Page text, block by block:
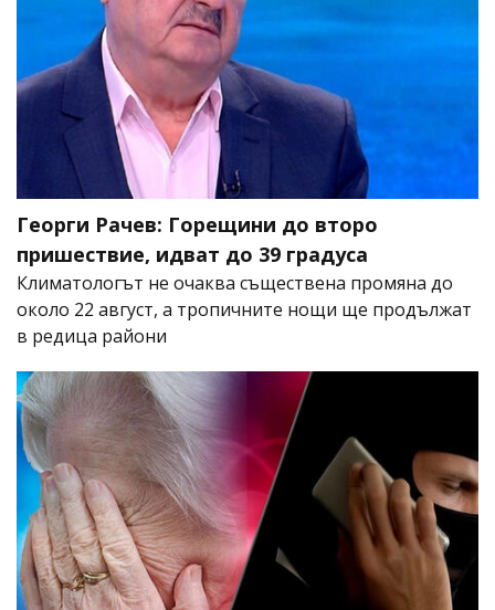
Георги Рачев: Горещини до второ
пришествие, идват до 39 градуса
Климатологът не очаква съществена промяна до
около 22 август, а тропичните нощи ще продължат
в редица райони